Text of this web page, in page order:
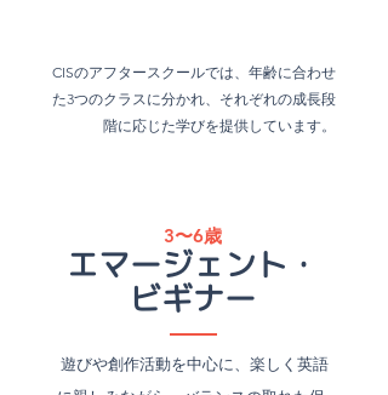
CISのアフタースクールでは、年齢に合わせ
た3つのクラスに分かれ、それぞれの成長段
階に応じた学びを提供しています。
3〜6歳
エマージェント・
ビギナー
遊びや創作活動を中心に、楽しく英語